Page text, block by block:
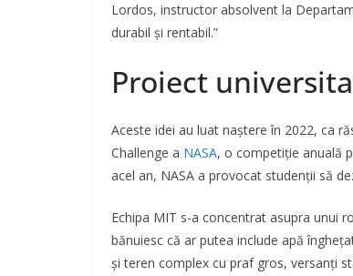
Lordos, instructor absolvent la
durabil și rentabil.”
Proiect
Aceste idei au luat naștere în 2022, ca
Challenge a NASA, o competiție anuală
acel an, NASA a provocat studenții să
Echipa MIT s-a concentrat asupra unui
bănuiesc că ar putea include apă
și teren complex cu praf gros, versanți